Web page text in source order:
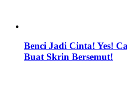
Benci Jadi Cinta! Yes!
Buat Skrin Bersemut!